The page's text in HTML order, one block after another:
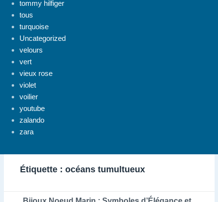
tommy hilfiger
tous
turquoise
Uncategorized
velours
vert
vieux rose
violet
voilier
youtube
zalando
zara
Étiquette : océans tumultueux